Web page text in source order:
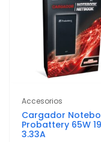
Accesorios
Cargador
Probattery 65W
3.33A